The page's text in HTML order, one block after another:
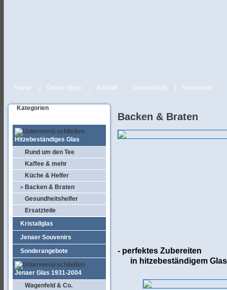
Home Online-Shop Kontakt Datenschutz Impressum
Kategorien
Hitzebeständiges Glas
Rund um den Tee
Kaffee & mehr
Küche & Helfer
> Backen & Braten
Gesundheitshelfer
Ersatzteile
Kristallglas
Jenaer Souvenirs
Sonderangebote
Jenaer Glas 1931-2004
Wagenfeld & Co.
Backen & Braten
- perfektes Zubereiten
in hitzebeständigem Glas